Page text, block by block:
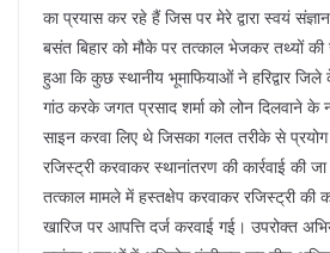
का प्रयास कर रहे हैं जिस पर मेरे द्वारा स्वयं
बसंत बिहार को मौके पर तत्काल भेजकर तथ्यों की
हुआ कि कुछ स्थानीय भूमाफियाओं ने हरिद्वार
गांठ करके जगत प्रसाद शर्मा को लोन दिलवाने के
साइन करवा लिए थे जिसका गलत तरीके से
रजिस्ट्री करवाकर स्थानांतरण की कार्रवाई की जा
तत्काल मामले में हस्तक्षेप करवाकर रजिस्ट्री की
खारिज पर आपत्ति दर्ज करवाई गई। उपरोक्त